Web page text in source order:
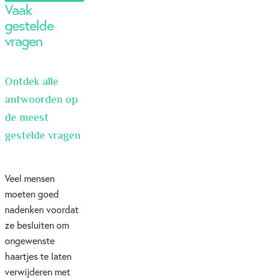
Vaak
gestelde
vragen
Ontdek alle
antwoorden op
de meest
gestelde vragen
Veel mensen
moeten goed
nadenken voordat
ze besluiten om
ongewenste
haartjes te laten
verwijderen met